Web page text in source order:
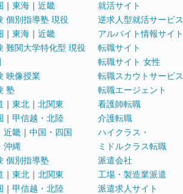
｜ 東海 ｜ 近畿
個別指導塾 現役
｜ 東海 ｜ 近畿
難関大学特化型 現役
映像授業
塾
｜ 東北 ｜ 北関東
｜ 甲信越・北陸
近畿 ｜ 中国・四国
沖縄
個別指導塾
｜ 東北 ｜ 北関東
｜ 甲信越・北陸
就活サイト
逆求人型就活サービス
アルバイト情報サイト
転職サイト
転職サイト 女性
転職スカウトサービス
転職エージェント
看護師転職
介護転職
ハイクラス・
ミドルクラス転職
派遣会社
工場・製造業派遣
派遣求人サイト